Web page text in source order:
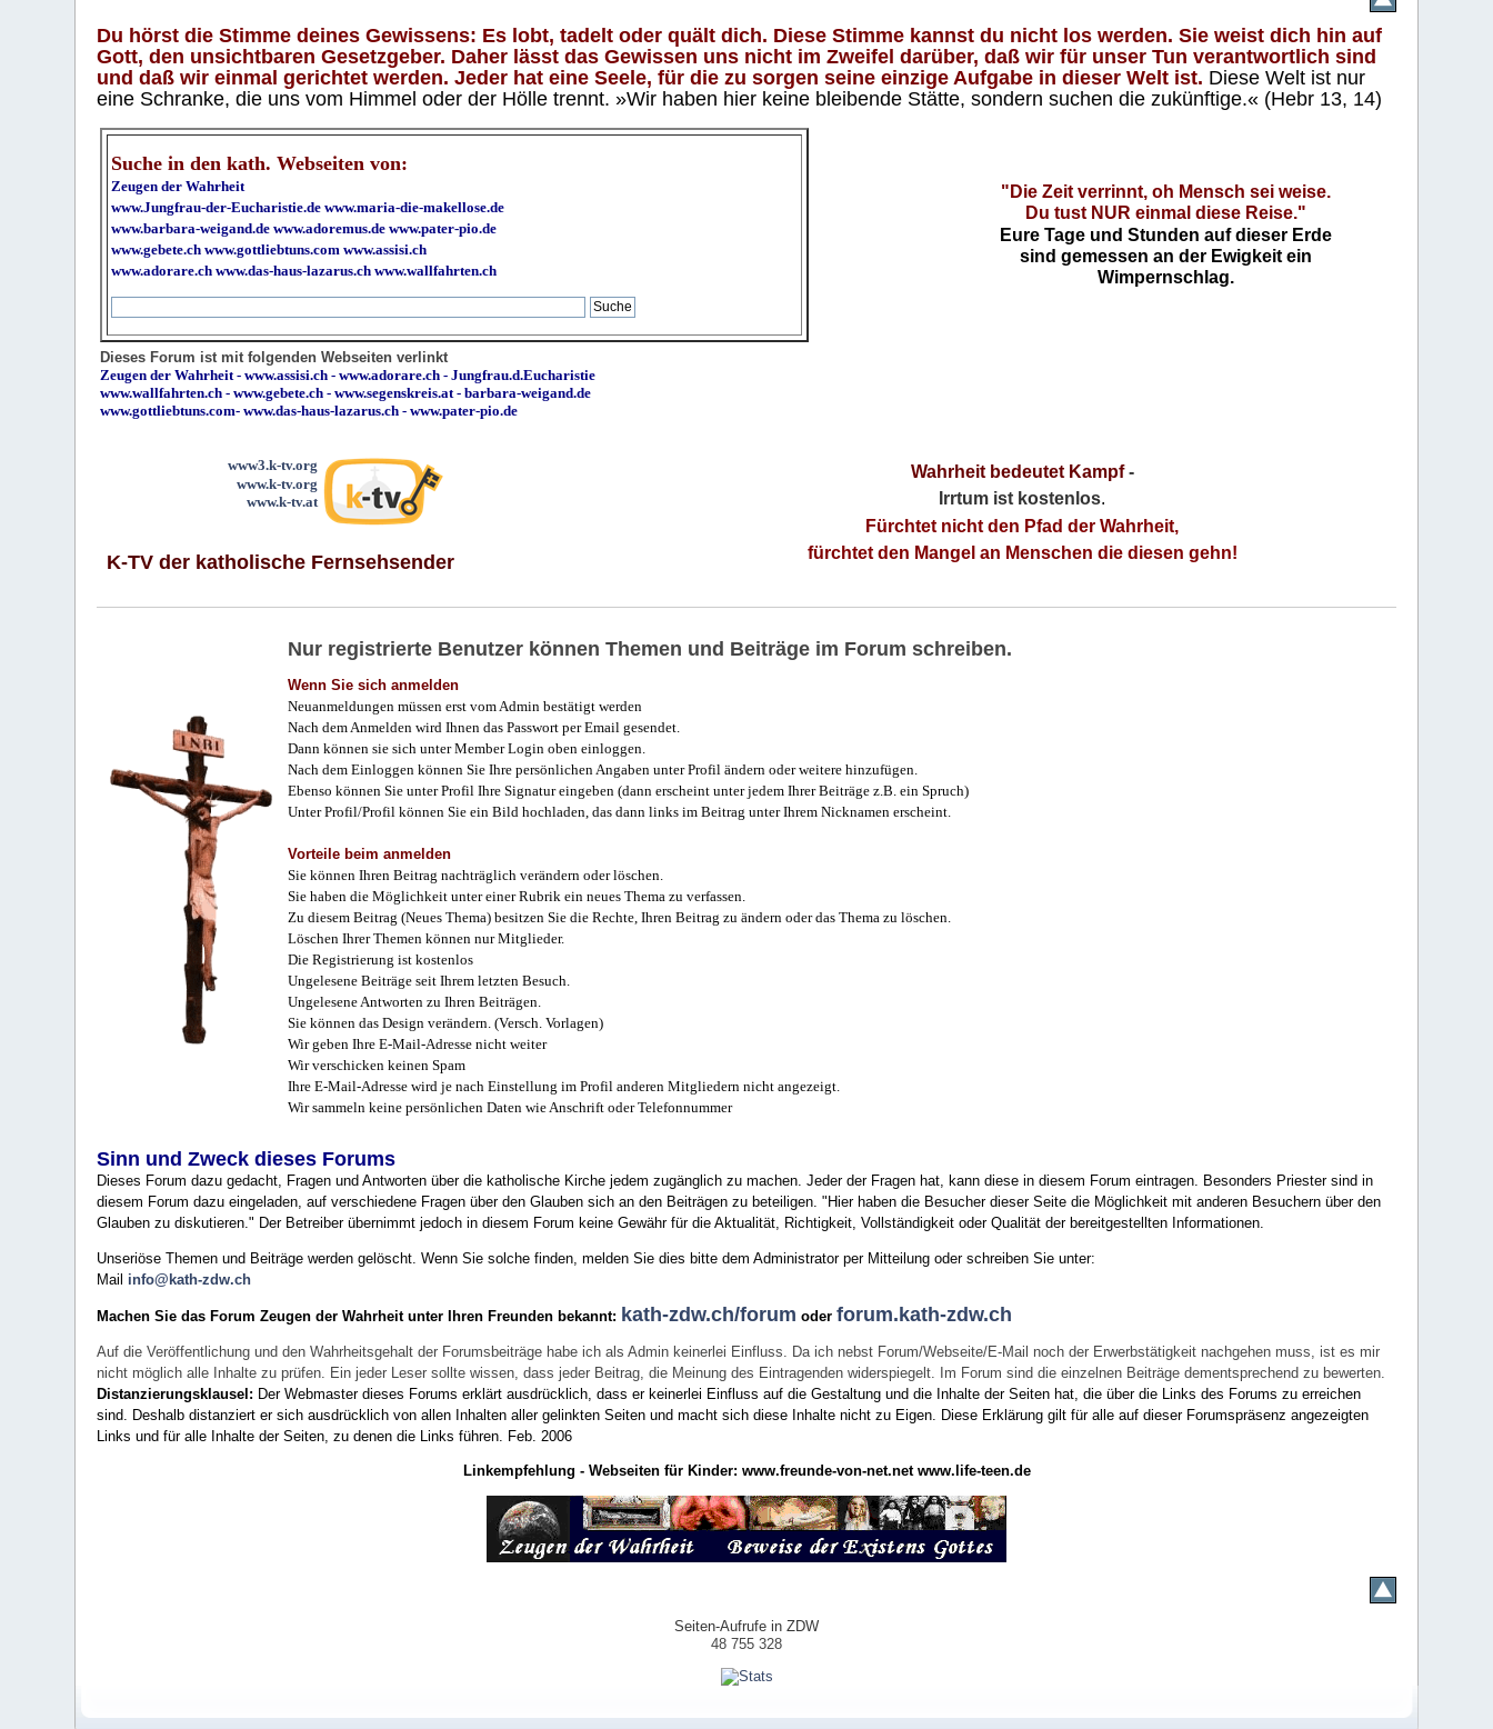
Du hörst die Stimme deines Gewissens: Es lobt, tadelt oder quält dich. Diese Stimme kannst du nicht los werden. Sie weist dich hin auf
Gott, den unsichtbaren Gesetzgeber. Daher lässt das Gewissen uns nicht im Zweifel darüber, daß wir für unser Tun verantwortlich sind
und daß wir einmal gerichtet werden. Jeder hat eine Seele, für die zu sorgen seine einzige Aufgabe in dieser Welt ist. Diese Welt ist nur
eine Schranke, die uns vom Himmel oder der Hölle trennt. »Wir haben hier keine bleibende Stätte, sondern suchen die zukünftige.« (Hebr 13, 14)
Suche in den kath. Webseiten von:
Zeugen der Wahrheit
www.Jungfrau-der-Eucharistie.de www.maria-die-makellose.de
www.barbara-weigand.de www.adoremus.de www.pater-pio.de
www.gebete.ch www.gottliebtuns.com www.assisi.ch
www.adorare.ch www.das-haus-lazarus.ch www.wallfahrten.ch
"Die Zeit verrinnt, oh Mensch sei weise.
Du tust NUR einmal diese Reise."
Eure Tage und Stunden auf dieser Erde
sind gemessen an der Ewigkeit ein
Wimpernschlag.
Dieses Forum ist mit folgenden Webseiten verlinkt
Zeugen der Wahrheit-www.assisi.ch -www.adorare.ch -Jungfrau.d.Eucharistie
www.wallfahrten.ch -www.gebete.ch -www.segenskreis.at-barbara-weigand.de
www.gottliebtuns.com-www.das-haus-lazarus.ch - www.pater-pio.de
www3.k-tv.org
www.k-tv.org
www.k-tv.at
K-TV der katholische Fernsehsender
Wahrheit bedeutet Kampf-
Irrtum ist kostenlos.
Fürchtet nicht den Pfad der Wahrheit,
fürchtet den Mangel an Menschen die diesen gehn!
Nur registrierte Benutzer können Themen und Beiträge im Forum schreiben.
Wenn Sie sich anmelden
Neuanmeldungen müssen erst vom Admin bestätigt werden
Nach dem Anmelden wird Ihnen das Passwort per Email gesendet.
Dann können sie sich unter Member Login oben einloggen.
Nach dem Einloggen können Sie Ihre persönlichen Angaben unter Profil ändern oder weitere hinzufügen.
Ebenso können Sie unter Profil Ihre Signatur eingeben (dann erscheint unter jedem Ihrer Beiträge z.B. ein Spruch)
Unter Profil/Profil können Sie ein Bild hochladen, das dann links im Beitrag unter Ihrem Nicknamen erscheint.
Vorteile beim anmelden
Sie können Ihren Beitrag nachträglich verändern oder löschen.
Sie haben die Möglichkeit unter einer Rubrik ein neues Thema zu verfassen.
Zu diesem Beitrag (Neues Thema) besitzen Sie die Rechte, Ihren Beitrag zu ändern oder das Thema zu löschen.
Löschen Ihrer Themen können nur Mitglieder.
Die Registrierung ist kostenlos
Ungelesene Beiträge seit Ihrem letzten Besuch.
Ungelesene Antworten zu Ihren Beiträgen.
Sie können das Design verändern. (Versch. Vorlagen)
Wir geben Ihre E-Mail-Adresse nicht weiter
Wir verschicken keinen Spam
Ihre E-Mail-Adresse wird je nach Einstellung im Profil anderen Mitgliedern nicht angezeigt.
Wir sammeln keine persönlichen Daten wie Anschrift oder Telefonnummer
Sinn und Zweck dieses Forums
Dieses Forum dazu gedacht, Fragen und Antworten über die katholische Kirche jedem zugänglich zu machen. Jeder der Fragen hat, kann diese in diesem Forum eintragen. Besonders Priester sind in
diesem Forum dazu eingeladen, auf verschiedene Fragen über den Glauben sich an den Beiträgen zu beteiligen. "Hier haben die Besucher dieser Seite die Möglichkeit mit anderen Besuchern über den
Glauben zu diskutieren." Der Betreiber übernimmt jedoch in diesem Forum keine Gewähr für die Aktualität, Richtigkeit, Vollständigkeit oder Qualität der bereitgestellten Informationen.
Unseriöse Themen und Beiträge werden gelöscht. Wenn Sie solche finden, melden Sie dies bitte dem Administrator per Mitteilung oder schreiben Sie unter:
Mail info@kath-zdw.ch
Machen Sie das Forum Zeugen der Wahrheit unter Ihren Freunden bekannt: kath-zdw.ch/forum oderforum.kath-zdw.ch
Auf die Veröffentlichung und den Wahrheitsgehalt der Forumsbeiträge habe ich als Admin keinerlei Einfluss. Da ich nebst Forum/Webseite/E-Mail noch der Erwerbstätigkeit nachgehen muss, ist es mir
nicht möglich alle Inhalte zu prüfen. Ein jeder Leser sollte wissen, dass jeder Beitrag, die Meinung des Eintragenden widerspiegelt. Im Forum sind die einzelnen Beiträge dementsprechend zu bewerten.
Distanzierungsklausel: Der Webmaster dieses Forums erklärt ausdrücklich, dass er keinerlei Einfluss auf die Gestaltung und die Inhalte der Seiten hat, die über die Links des Forums zu erreichen
sind. Deshalb distanziert er sich ausdrücklich von allen Inhalten aller gelinkten Seiten und macht sich diese Inhalte nicht zu Eigen. Diese Erklärung gilt für alle auf dieser Forumspräsenz angezeigten
Links und für alle Inhalte der Seiten, zu denen die Links führen. Feb. 2006
Linkempfehlung - Webseiten für Kinder: www.freunde-von-net.net www.life-teen.de
Seiten-Aufrufe in ZDW
48 755 328